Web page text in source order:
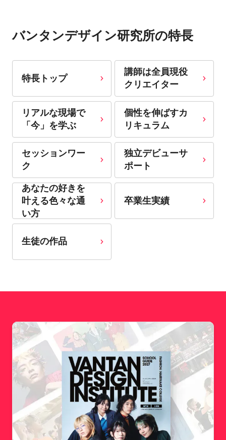
バンタンデザイン研究所の特長
特長トップ
講師は全員現役
クリエイター
リアルな現場で
「今」を学ぶ
個性を伸ばすカ
リキュラム
セッションワー
ク
独立デビューサ
ポート
あなたの好きを
叶える⾊々な通
い⽅
卒業生実績
生徒の作品